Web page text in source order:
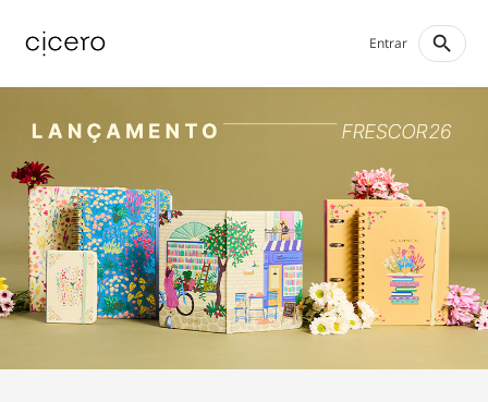
Entrar search